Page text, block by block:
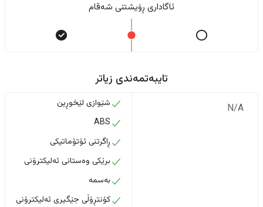
ئاگاداری ڕۆیشتنی شەقام
تایبەتمەندی زیاتر
N/A
شێوازی لێخوڕین
ABS
ڕاگرتنی ئۆتۆماتیکی
برێکی وەستانی ئەلیکترۆنی
بەسمە
کۆنتڕۆڵی جێگیری ئەلیکترۆنی